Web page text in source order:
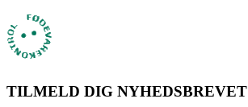
TILMELD DIG NYHEDSBREVET